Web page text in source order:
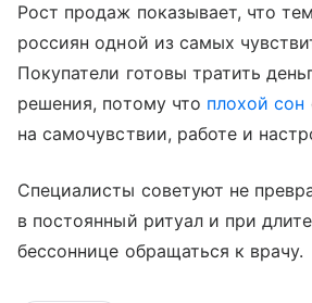
Рост продаж показывает, что
россиян одной из самых
Покупатели готовы тратить
решения, потому что плохой сон
на самочувствии, работе и
Специалисты советуют не
в постоянный ритуал и при
бессоннице обращаться к врачу.